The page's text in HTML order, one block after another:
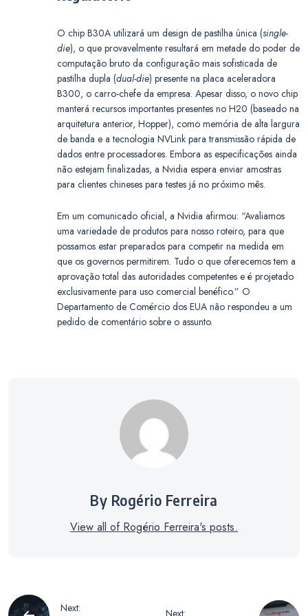
O chip B30A utilizará um design de pastilha única (single-
die), o que provavelmente resultará em metade do poder de
computação bruto da configuração mais sofisticada de
pastilha dupla (dual-die) presente na placa aceleradora
B300, o carro-chefe da empresa. Apesar disso, o novo chip
manterá recursos importantes presentes no H20 (baseado na
arquitetura anterior, Hopper), como memória de alta largura
de banda e a tecnologia NVLink para transmissão rápida de
dados entre processadores. Embora as especificações ainda
não estejam finalizadas, a Nvidia espera enviar amostras
para clientes chineses para testes já no próximo mês.
Em um comunicado oficial, a Nvidia afirmou: “Avaliamos
uma variedade de produtos para nosso roteiro, para que
possamos estar preparados para competir na medida em
que os governos permitirem. Tudo o que oferecemos tem a
aprovação total das autoridades competentes e é projetado
exclusivamente para uso comercial benéfico.” O
Departamento de Comércio dos EUA não respondeu a um
pedido de comentário sobre o assunto.
By Rogério Ferreira
View all of Rogério Ferreira's posts.
Navegação
Next:
Next: